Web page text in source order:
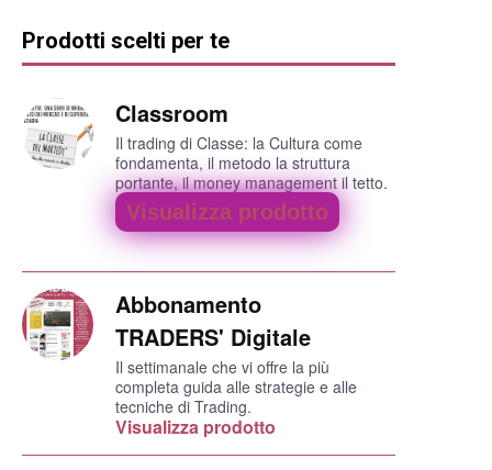
Prodotti scelti per te
Classroom
Il trading di Classe: la Cultura come
fondamenta, il metodo la struttura
portante, il money management il tetto.
Visualizza prodotto
Abbonamento
TRADERS' Digitale
Il settimanale che vi offre la più
completa guida alle strategie e alle
tecniche di Trading.
Visualizza prodotto